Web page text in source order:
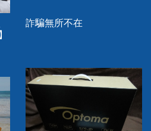
詐騙無所不在